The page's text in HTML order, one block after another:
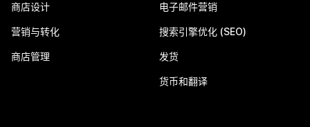
商店设计
营销与转化
商店管理
电子邮件营销
搜索引擎优化 (SEO)
发货
货币和翻译